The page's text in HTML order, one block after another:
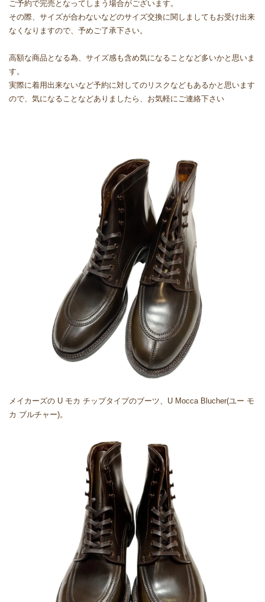
ご予約で完売となってしまう場合がございます。
その際、サイズが合わないなどのサイズ交換に関しましてもお受け出来
なくなりますので、予めご了承下さい。
高額な商品となる為、サイズ感も含め気になることなど多いかと思いま
す。
実際に着用出来ないなど予約に対してのリスクなどもあるかと思います
ので、気になることなどありましたら、お気軽にご連絡下さい
メイカーズの U モカ チップタイプのブーツ、U Mocca Blucher(ユー モ
カ ブルチャー)。